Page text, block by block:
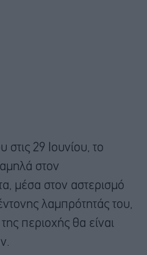
29 Ιουνίου, το
στον
μέσα στον αστερισμό
λαμπρότητάς του,
περιοχής θα είναι